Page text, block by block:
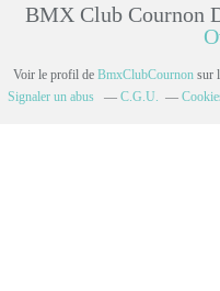
BMX Club Cournon
Voir le profil de BmxClubCournon sur
Signaler un abus
C.G.U.